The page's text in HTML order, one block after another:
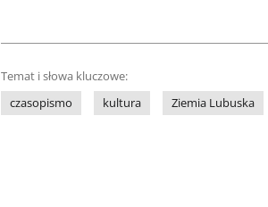
Temat i słowa kluczowe:
czasopismo
kultura Ziemia Lubuska